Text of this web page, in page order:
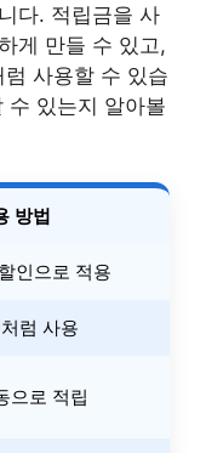
다. 적립금을 사
게 만들 수 있고,
사용할 수 있습
수 있는지 알아볼
방법
인으로 적용
럼 사용
으로 적립